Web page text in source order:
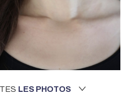
LES PHOTOS